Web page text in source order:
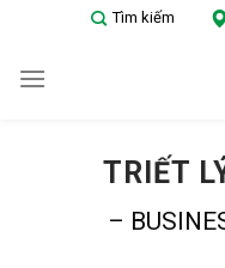
content
Tìm kiếm
TRIẾT
–